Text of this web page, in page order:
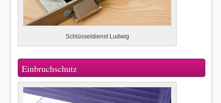
Schlüsseldienst Ludwig
Einbruchschutz